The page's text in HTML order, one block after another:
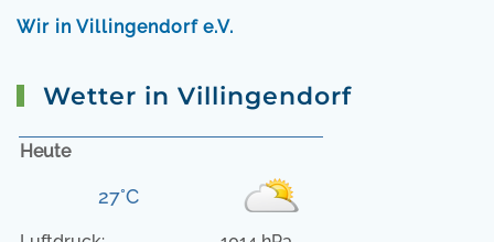
Wir in Villingendorf e.V.
Wetter in Villingendorf
Heute
27°C